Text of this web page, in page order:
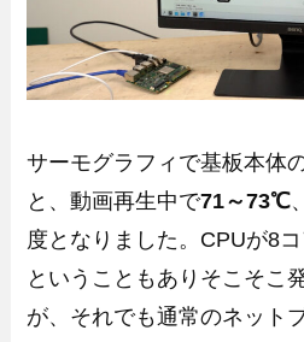
サーモグラフィで基板本体
と、動画再生中で71～73℃、
度となりました。CPUが8
ということもありそこそこ
が、それでも通常のネット